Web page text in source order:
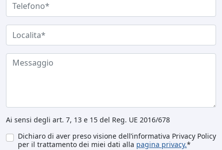
Ai sensi degli art. 7, 13 e 15 del Reg. UE 2016/678
Dichiaro di aver preso visione dell’informativa Privacy Policy
per il trattamento dei miei dati alla pagina privacy.*